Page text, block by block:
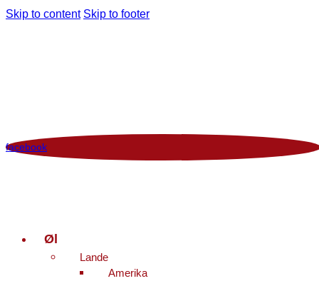
Skip to content Skip to footer
facebook
Øl
Lande
Amerika